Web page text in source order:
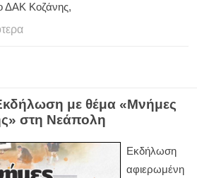
ΔΑΚ Κοζάνης,
με θέμα «Μνήμες
στη Νεάπολη
Εκδήλωση
αφιερωμένη